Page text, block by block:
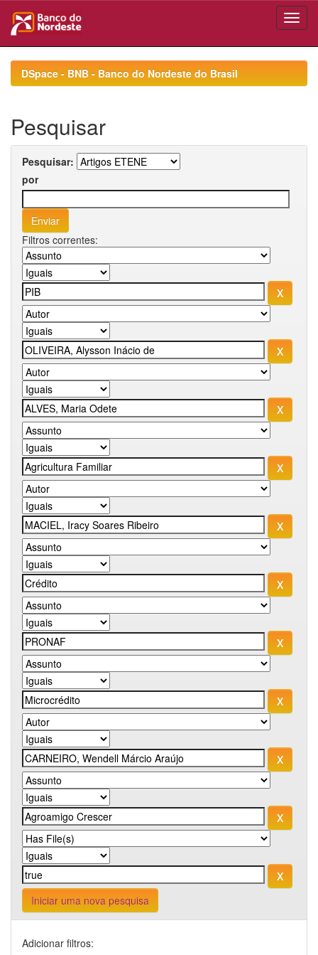
navigationDSpace - BNB - Banco do Nordeste do Brasil
Pesquisar
Pesquisar:
por
Filtros correntes:
Iniciar uma nova pesquisa
Adicionar filtros: